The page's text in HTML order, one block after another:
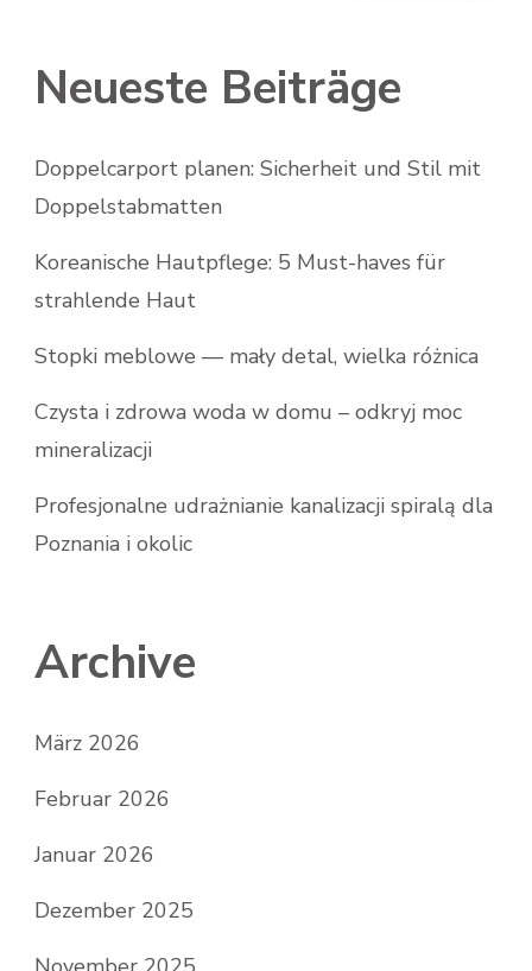
Neueste Beiträge
Doppelcarport planen: Sicherheit und Stil mit
Doppelstabmatten
Koreanische Hautpflege: 5 Must-haves für
strahlende Haut
Stopki meblowe — mały detal, wielka różnica
Czysta i zdrowa woda w domu – odkryj moc
mineralizacji
Profesjonalne udrażnianie kanalizacji spiralą dla
Poznania i okolic
Archive
März 2026
Februar 2026
Januar 2026
Dezember 2025